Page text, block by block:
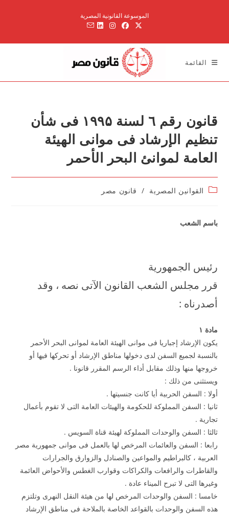
الموسوعة القانونية المصرية
القائمة
قانون رقم ٦ لسنة ۱۹۹۵ فى شأن
تنظيم الإرشاد فى موانى الهيئة
العامة لموانئ البحر الأحمر
Postالقوانين المصرية / قانون مصر
باسم الشعب
رئيس الجمهورية
قرر مجلس الشعب القانون الآتى نصه ، وقد
أصدرناه :
مادة ۱
يكون الإرشاد إجباريا فى موانى الهيئة العامة لموانى البحر الأحمر
بالنسبة لجميع السفن لدى دخولها مناطق الإرشاد أو تحركها فيها أو
خروجها منها وذلك مقابل أداء الرسم المقرر قانونا .
ويستثنى من ذلك :
أولا : السفن الحربية أيا كانت جنسيتها .
ثانيا : السفن المملوكة للحكومة والهيئات العامة التى لا تقوم بأعمال
تجارية .
ثالثا : السفن والوحدات المملوكة لهيئة قناة السويس .
رابعا : السفن والعائمات المرخص لها بالعمل فى موانى جمهورية مصر
العربية ، كالبراطيم والمواعين والصنادل والزوارق والجرارات
والقاطرات والرافعات والكراكات وقوارب الغطس والأحواض العائمة
وغيرها التى لا تبرح الميناء عادة .
خامسا : السفن والوحدات المرخص لها من هيئة النقل النهرى وتلتزم
هذه السفن والوحدات بالقواعد الخاصة بالملاحة فى مناطق الإرشاد